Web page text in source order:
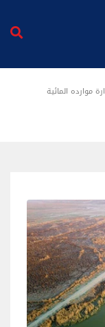
موارده المائية